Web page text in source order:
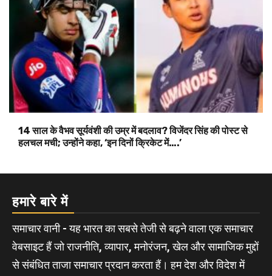
14 साल के वैभव सूर्यवंशी की उम्र में बदलाव? विजेंदर सिंह की पोस्ट से
हलचल मची; उन्होंने कहा, ‘इन दिनों क्रिकेट में….’
हमारे बारे में
समाचार वानी - यह भारत का सबसे तेजी से बढ़ने वाला एक समाचार
वेबसाइट हैं जो राजनीति, व्यापार, मनोरंजन, खेल और सामाजिक मुद्दों
से संबंधित ताजा समाचार प्रदान करता हैं। हम देश और विदेश में